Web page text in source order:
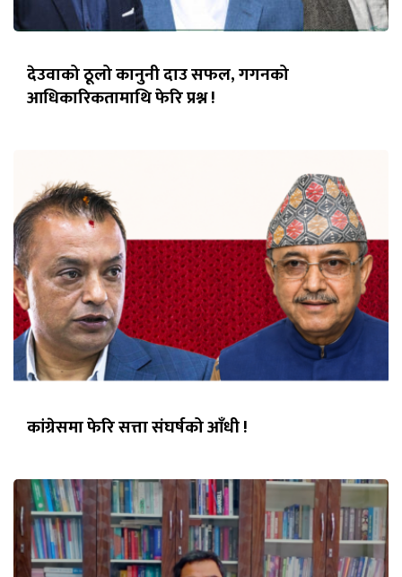
देउवाको ठूलो कानुनी दाउ सफल, गगनको
आधिकारिकतामाथि फेरि प्रश्न !
कांग्रेसमा फेरि सत्ता संघर्षको आँधी !